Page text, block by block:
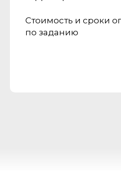
Стоимость и сроки
по заданию